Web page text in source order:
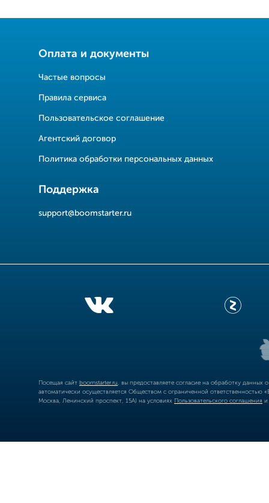
Оплата и документы
Частые вопросы
Правила сервиса
Пользовательское соглашение
Агентский договор
Политика обработки персональных данных
Поддержка
support@boomstarter.ru
Посещая сайт boomstarter.ru , вы предоставляете согласие на обработку
автоматически осуществляется Обществом с ограниченной
Москва, Ленинский проспект, 15А) на условиях Пользовательского соглашения и